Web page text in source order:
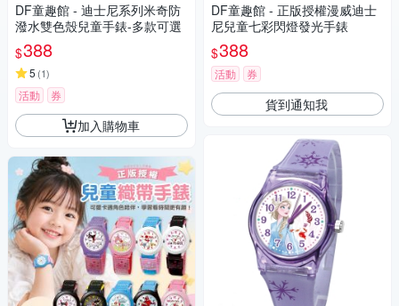
DF童趣館 - 迪士尼系列米奇防
潑水雙色殼兒童手錶-多款可選
$388
5 (1)
活動 券
加入購物車
DF童趣館 - 正版授權漫威迪士
尼兒童七彩閃燈發光手錶
$388
活動 券
貨到通知我